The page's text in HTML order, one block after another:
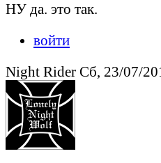
НУ да. это так.
войти
Night Rider Сб, 23/07/